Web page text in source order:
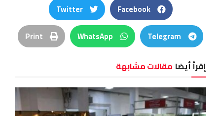
Facebook
Twitter
Telegram
WhatsApp
Print
إقرأ أيضا مقالات مشابهة